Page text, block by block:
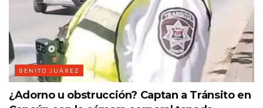
BENITO JUÁREZ
¿Adorno u obstrucción? Captan a Tránsito en